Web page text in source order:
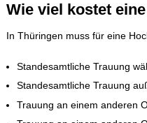
Wie viel kostet
In Thüringen muss für eine
Standesamtliche Trauung
Standesamtliche Trauung
Trauung an einem anderen